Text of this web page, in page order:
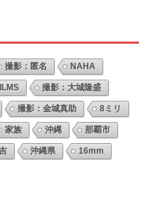
撮影：匿名 NAHA
撮影：大城隆盛
撮影：金城真助 8ミリ
家族 沖縄 那覇市
沖縄県 16mm